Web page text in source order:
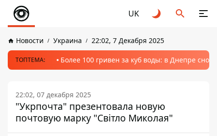
UK
Новости Украина 22:02, 7 Декабря 2025
ТОПТЕМА: Более 100 гривен за куб воды: в Днепре
22:02, 07 декабря 2025
"Укрпочта" презентовала новую
почтовую марку "Світло Миколая"